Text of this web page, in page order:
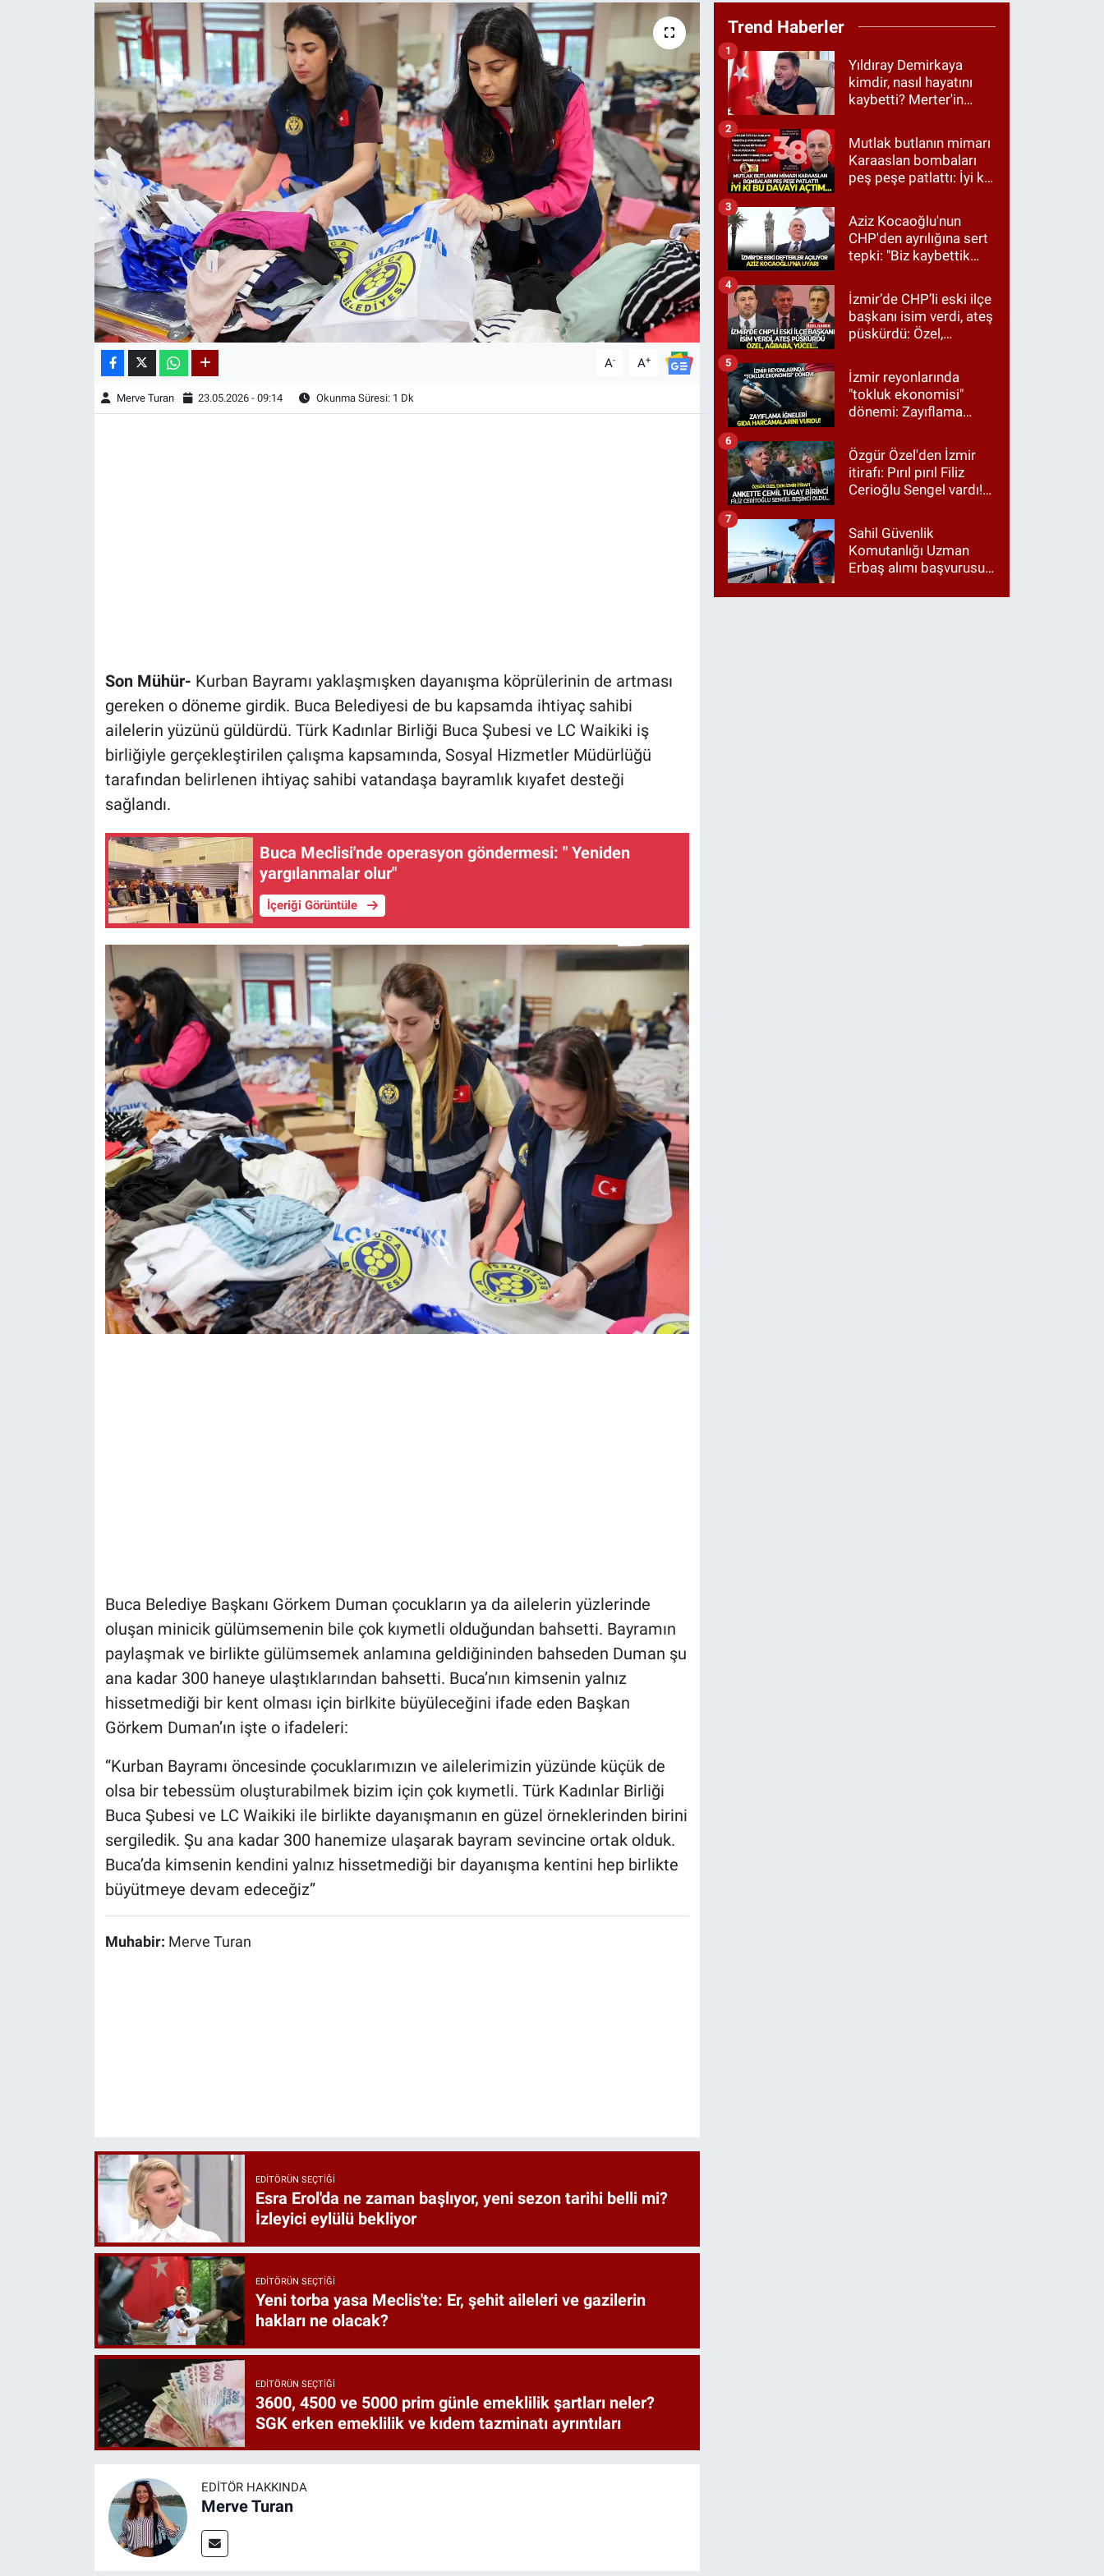
A- A+
Merve Turan 23.05.2026 - 09:14 Okunma Süresi: 1 Dk
Son Mühür- Kurban Bayramı yaklaşmışken dayanışma köprülerinin de artması
gereken o döneme girdik. Buca Belediyesi de bu kapsamda ihtiyaç sahibi
ailelerin yüzünü güldürdü. Türk Kadınlar Birliği Buca Şubesi ve LC Waikiki iş
birliğiyle gerçekleştirilen çalışma kapsamında, Sosyal Hizmetler Müdürlüğü
tarafından belirlenen ihtiyaç sahibi vatandaşa bayramlık kıyafet desteği
sağlandı.
Buca Meclisi'nde operasyon göndermesi: " Yeniden
yargılanmalar olur"
İçeriği Görüntüle
Buca Belediye Başkanı Görkem Duman çocukların ya da ailelerin yüzlerinde
oluşan minicik gülümsemenin bile çok kıymetli olduğundan bahsetti. Bayramın
paylaşmak ve birlikte gülümsemek anlamına geldiğininden bahseden Duman şu
ana kadar 300 haneye ulaştıklarından bahsetti. Buca’nın kimsenin yalnız
hissetmediği bir kent olması için birlkite büyüleceğini ifade eden Başkan
Görkem Duman’ın işte o ifadeleri:
“Kurban Bayramı öncesinde çocuklarımızın ve ailelerimizin yüzünde küçük de
olsa bir tebessüm oluşturabilmek bizim için çok kıymetli. Türk Kadınlar Birliği
Buca Şubesi ve LC Waikiki ile birlikte dayanışmanın en güzel örneklerinden birini
sergiledik. Şu ana kadar 300 hanemize ulaşarak bayram sevincine ortak olduk.
Buca’da kimsenin kendini yalnız hissetmediği bir dayanışma kentini hep birlikte
büyütmeye devam edeceğiz”
Muhabir: Merve Turan
EDITÖRÜN SEÇTIĞI
Esra Erol'da ne zaman başlıyor, yeni sezon tarihi belli mi?
İzleyici eylülü bekliyor
EDITÖRÜN SEÇTIĞI
Yeni torba yasa Meclis'te: Er, şehit aileleri ve gazilerin
hakları ne olacak?
EDITÖRÜN SEÇTIĞI
3600, 4500 ve 5000 prim günle emeklilik şartları neler?
SGK erken emeklilik ve kıdem tazminatı ayrıntıları
EDITÖR HAKKINDA
Merve Turan
Trend Haberler
Yıldıray Demirkaya
kimdir, nasıl hayatını
kaybetti? Merter'in
mesajı
1
Mutlak butlanın mimarı
Karaaslan bombaları
peş peşe patlattı: İyi ki
2
Aziz Kocaoğlu'nun
CHP'den ayrılığına sert
tepki: "Biz kaybettik
etmedik"
3
İzmir’de CHP’li eski ilçe
başkanı isim verdi, ateş
püskürdü: Özel,
4
İzmir reyonlarında
"tokluk ekonomisi"
dönemi: Zayıflama
harcamalarını vurdu!
5
Özgür Özel'den İzmir
itirafı: Pırıl pırıl Filiz
Cerioğlu Sengel vardı!
Tugay birinci çıktı
6
Sahil Güvenlik
Komutanlığı Uzman
Erbaş alımı başvurusu
başvuru şartları neler?
7